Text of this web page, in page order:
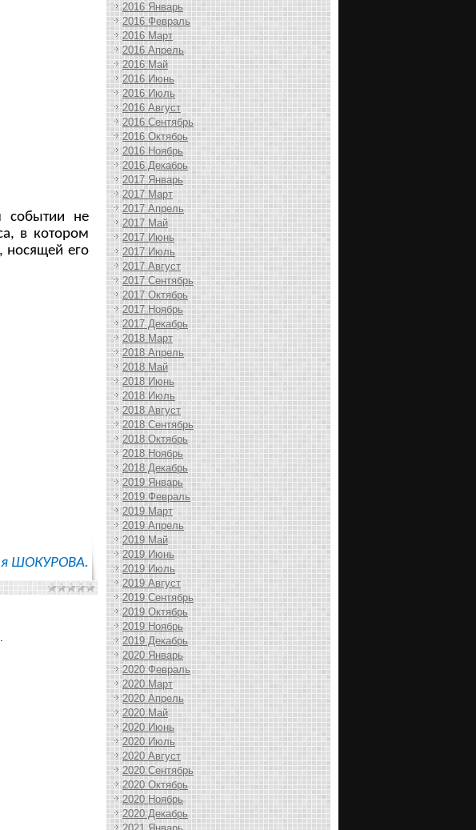
событии не
в котором
его
ШОКУРОВА.
2016 Январь
2016 Февраль
2016 Март
2016 Апрель
2016 Май
2016 Июнь
2016 Июль
2016 Август
2016 Сентябрь
2016 Октябрь
2016 Ноябрь
2016 Декабрь
2017 Январь
2017 Март
2017 Апрель
2017 Май
2017 Июнь
2017 Июль
2017 Август
2017 Сентябрь
2017 Октябрь
2017 Ноябрь
2017 Декабрь
2018 Март
2018 Апрель
2018 Май
2018 Июнь
2018 Июль
2018 Август
2018 Сентябрь
2018 Октябрь
2018 Ноябрь
2018 Декабрь
2019 Январь
2019 Февраль
2019 Март
2019 Апрель
2019 Май
2019 Июнь
2019 Июль
2019 Август
2019 Сентябрь
2019 Октябрь
2019 Ноябрь
2019 Декабрь
2020 Январь
2020 Февраль
2020 Март
2020 Апрель
2020 Май
2020 Июнь
2020 Июль
2020 Август
2020 Сентябрь
2020 Октябрь
2020 Ноябрь
2020 Декабрь